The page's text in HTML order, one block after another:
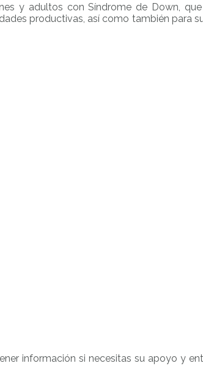
y adultos con Síndrome de Down,
productivas, así como también para
información si necesitas su apoyo y